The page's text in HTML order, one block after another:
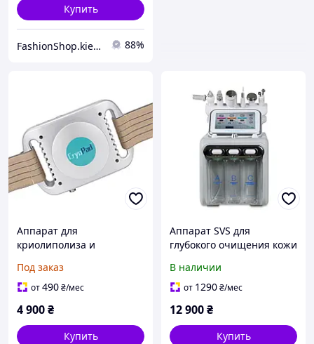
Купить
FashionShop.kiev.ua - Материалы для красоты 88%
Аппарат для
криолиполиза и
Под заказ
от490₴/мес
4 900₴
Купить
Аппарат SVS для
глубокого очищения кожи
гидродермабразия с
пузырьками, кислородная
В наличии
от 1290₴/мес
12 900₴
Купить